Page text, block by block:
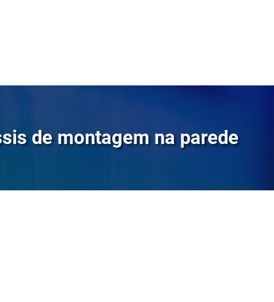
de montagem na parede